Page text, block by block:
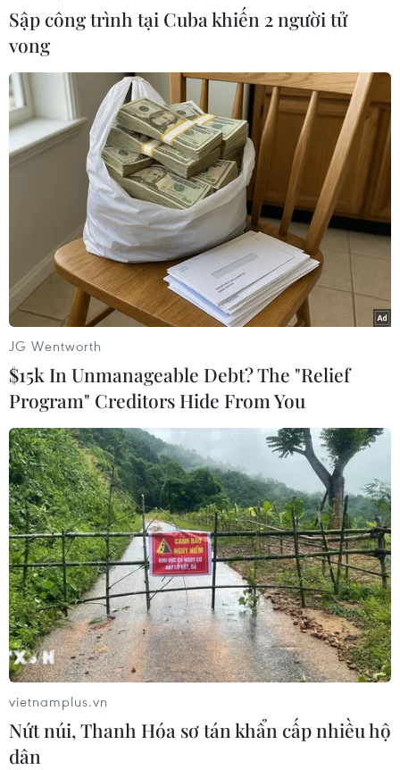
Chỉ số giá tiêu dùng (CPI) tháng 6/2024 tăng
0,17% so với tháng trước.
Trong số đó, có 8 nhóm hàng hóa và dịch vụ có
chỉ số giá tăng và 3 nhóm hàng có chỉ số giá
giảm./.
(TTXVN/Vietnam+)
#Tổng cục Thống kê #Chỉ số giá tiêu dùng
#CPI
#Nhóm hàng hóa
TP. Hà Nội
Sập công trình tại Cuba khiến 2 người tử
vong
JG Wentworth
$15k In Unmanageable Debt? The "Relief
Program" Creditors Hide From You
vietnamplus.vn
Nứt núi, Thanh Hóa sơ tán khẩn cấp nhiều hộ
dân